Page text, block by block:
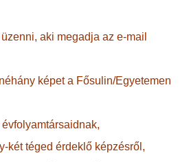
aki megadja az e-mail
képet a Fősulin/Egyetemen
két téged érdeklő képzésről,